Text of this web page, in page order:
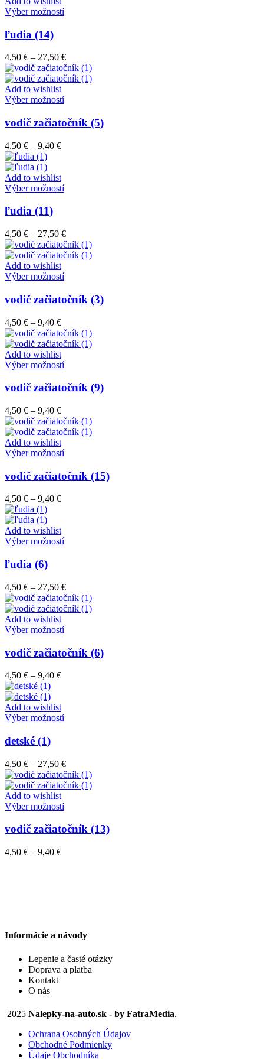
vybrať
na
Výber možnostíTento
variantov.
Možnosti
si
môžete
vybrať
na
stránke
produktu.
ľudia (14)
4,50 € – 27,50 €Price
range:
4,50 €
Add to wishlist
Výber možnostíTento
má
viacero
vybrať
na
vodič začiatočník (5)
4,50 € – 9,40 €Price
through
9,40 €
Add to wishlist
Výber možnostíTento
variantov.
Možnosti
si
môžete
vybrať
na
stránke
produktu.
ľudia (11)
4,50 € – 27,50 €Price
range:
4,50 €
Add to wishlist
Výber možnostíTento
má
viacero
Možnosti
si
môžete
vybrať
na
stránke
produktu.
vodič začiatočník (3)
4,50 € – 9,40 €Price
range:
4,50 €
through
9,40 €
Add to wishlist
Výber možnostíTento
má
Možnosti
si
môžete
vybrať
na
stránke
produktu.
vodič začiatočník (9)
4,50 € – 9,40 €Price
range:
4,50 €
through
9,40 €
Add to wishlist
Výber možnostíTento
má
viacero
vybrať
na
vodič začiatočník (15)
4,50 € – 9,40 €Price
through
9,40 €
Add to wishlist
Výber možnostíTento
variantov.
Možnosti
si
môžete
vybrať
na
stránke
produktu.
ľudia (6)
4,50 € – 27,50 €Price
range:
4,50 €
Add to wishlist
Výber možnostíTento
má
viacero
vybrať
na
vodič začiatočník (6)
4,50 € – 9,40 €Price
through
9,40 €
Add to wishlist
Výber možnostíTento
variantov.
Možnosti
si
môžete
vybrať
na
stránke
produktu.
detské (1)
4,50 € – 27,50 €Price
range:
4,50 €
Add to wishlist
Výber možnostíTento
má
vodič začiatočník (13)
4,50 € – 9,40 €Price
Informácie a návody
Lepenie a časté otázky
Doprava a platba
Kontakt
O nás
2025 Nalepky-na-auto.sk - by FatraMedia.
Ochrana Osobných Údajov
Obchodné Podmienky
Údaje Obchodníka